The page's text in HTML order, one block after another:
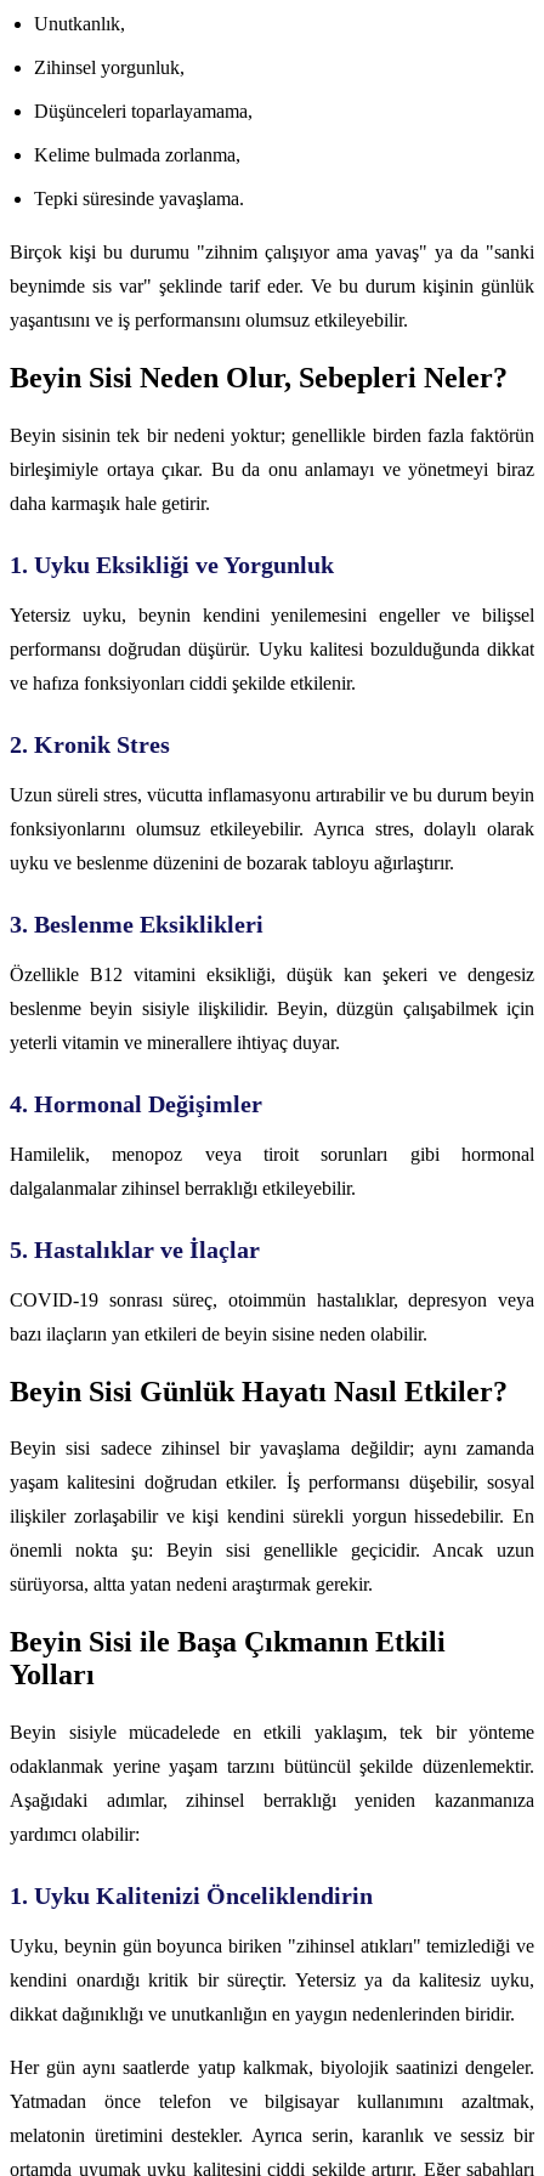
Unutkanlık,
Zihinsel yorgunluk,
Düşünceleri toparlayamama,
Kelime bulmada zorlanma,
Tepki süresinde yavaşlama.
Birçok kişi bu durumu "zihnim çalışıyor ama yavaş" ya da "sanki
beynimde sis var" şeklinde tarif eder. Ve bu durum kişinin günlük
yaşantısını ve iş performansını olumsuz etkileyebilir.
Beyin Sisi Neden Olur, Sebepleri Neler?
Beyin sisinin tek bir nedeni yoktur; genellikle birden fazla faktörün
birleşimiyle ortaya çıkar. Bu da onu anlamayı ve yönetmeyi biraz
daha karmaşık hale getirir.
1. Uyku Eksikliği ve Yorgunluk
Yetersiz uyku, beynin kendini yenilemesini engeller ve bilişsel
performansı doğrudan düşürür. Uyku kalitesi bozulduğunda dikkat
ve hafıza fonksiyonları ciddi şekilde etkilenir.
2. Kronik Stres
Uzun süreli stres, vücutta inflamasyonu artırabilir ve bu durum beyin
fonksiyonlarını olumsuz etkileyebilir. Ayrıca stres, dolaylı olarak
uyku ve beslenme düzenini de bozarak tabloyu ağırlaştırır.
3. Beslenme Eksiklikleri
Özellikle B12 vitamini eksikliği, düşük kan şekeri ve dengesiz
beslenme beyin sisiyle ilişkilidir. Beyin, düzgün çalışabilmek için
yeterli vitamin ve minerallere ihtiyaç duyar.
4. Hormonal Değişimler
Hamilelik, menopoz veya tiroit sorunları gibi hormonal
dalgalanmalar zihinsel berraklığı etkileyebilir.
5. Hastalıklar ve İlaçlar
COVID-19 sonrası süreç, otoimmün hastalıklar, depresyon veya
bazı ilaçların yan etkileri de beyin sisine neden olabilir.
Beyin Sisi Günlük Hayatı Nasıl Etkiler?
Beyin sisi sadece zihinsel bir yavaşlama değildir; aynı zamanda
yaşam kalitesini doğrudan etkiler. İş performansı düşebilir, sosyal
ilişkiler zorlaşabilir ve kişi kendini sürekli yorgun hissedebilir. En
önemli nokta şu: Beyin sisi genellikle geçicidir. Ancak uzun
sürüyorsa, altta yatan nedeni araştırmak gerekir.
Beyin Sisi ile Başa Çıkmanın Etkili
Yolları
Beyin sisiyle mücadelede en etkili yaklaşım, tek bir yönteme
odaklanmak yerine yaşam tarzını bütüncül şekilde düzenlemektir.
Aşağıdaki adımlar, zihinsel berraklığı yeniden kazanmanıza
yardımcı olabilir:
1. Uyku Kalitenizi Önceliklendirin
Uyku, beynin gün boyunca biriken "zihinsel atıkları" temizlediği ve
kendini onardığı kritik bir süreçtir. Yetersiz ya da kalitesiz uyku,
dikkat dağınıklığı ve unutkanlığın en yaygın nedenlerinden biridir.
Her gün aynı saatlerde yatıp kalkmak, biyolojik saatinizi dengeler.
Yatmadan önce telefon ve bilgisayar kullanımını azaltmak,
melatonin üretimini destekler. Ayrıca serin, karanlık ve sessiz bir
ortamda uyumak uyku kalitesini ciddi şekilde artırır. Eğer sabahları